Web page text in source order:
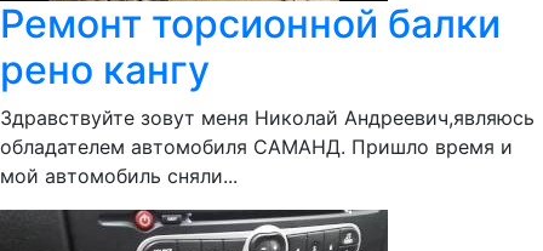
Ремонт торсионной балки
рено кангу
Здравствуйте зовут меня Николай Андреевич,являюсь
обладателем автомобиля САМАНД. Пришло время и
мой автомобиль сняли...